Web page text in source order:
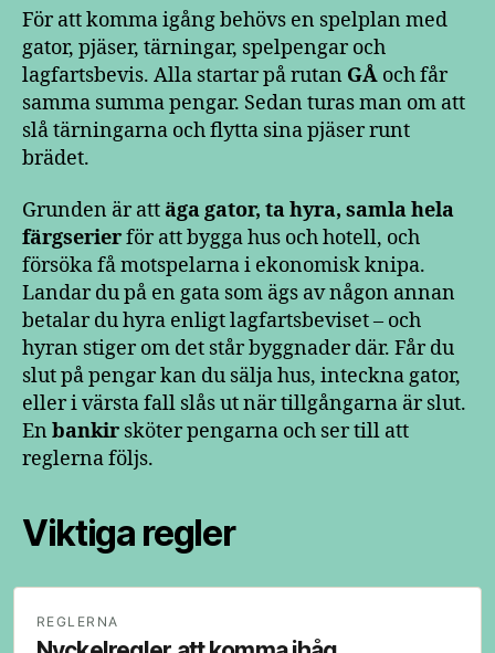
För att komma igång behövs en spelplan med
gator, pjäser, tärningar, spelpengar och
lagfartsbevis. Alla startar på rutan GÅ och får
samma summa pengar. Sedan turas man om att
slå tärningarna och flytta sina pjäser runt
brädet.
Grunden är att äga gator, ta hyra, samla hela
färgserierför att bygga hus och hotell, och
försöka få motspelarna i ekonomisk knipa.
Landar du på en gata som ägs av någon annan
betalar du hyra enligt lagfartsbeviset – och
hyran stiger om det står byggnader där. Får du
slut på pengar kan du sälja hus, inteckna gator,
eller i värsta fall slås ut när tillgångarna är slut.
En bankir sköter pengarna och ser till att
reglerna följs.
Viktiga regler
REGLERNA